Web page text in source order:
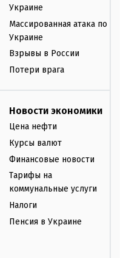
Украине
Массированная атака по
Украине
Взрывы в России
Потери врага
Новости экономики
Цена нефти
Курсы валют
Финансовые новости
Тарифы на
коммунальные услуги
Налоги
Пенсия в Украине